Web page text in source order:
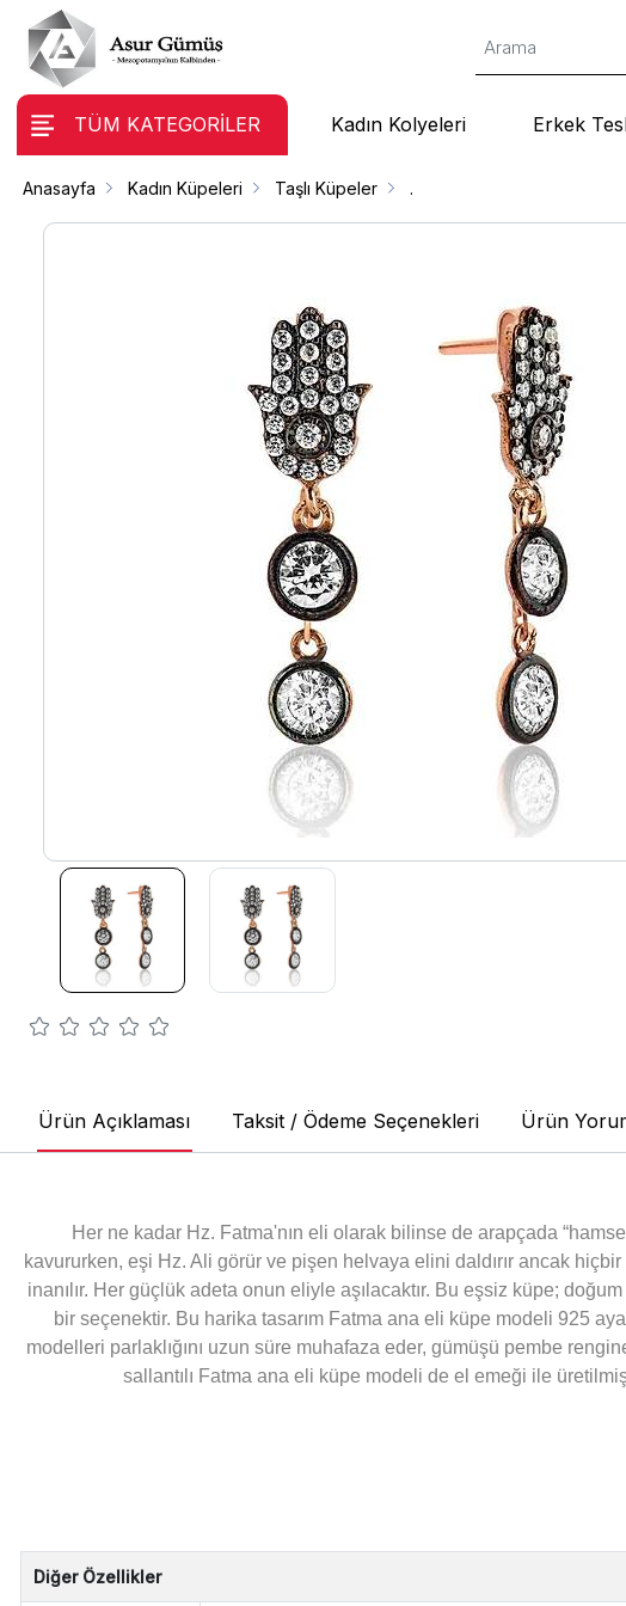
TÜM KATEGORİLER Kadın Kolyeleri Erkek
Anasayfa Kadın Küpeleri Taşlı Küpeler .
Ürün Açıklaması Taksit / Ödeme Seçenekleri Ürün
Her ne kadar Hz. Fatma'nın eli olarak bilinse de arapçada
kavururken, eşi Hz. Ali görür ve pişen helvaya elini daldırır ancak
inanılır. Her güçlük adeta onun eliyle aşılacaktır. Bu eşsiz küpe;
bir seçenektir. Bu harika tasarım Fatma ana eli küpe modeli 925
modelleri parlaklığını uzun süre muhafaza eder, gümüşü pembe
sallantılı Fatma ana eli küpe modeli de el emeği ile
Diğer Özellikler